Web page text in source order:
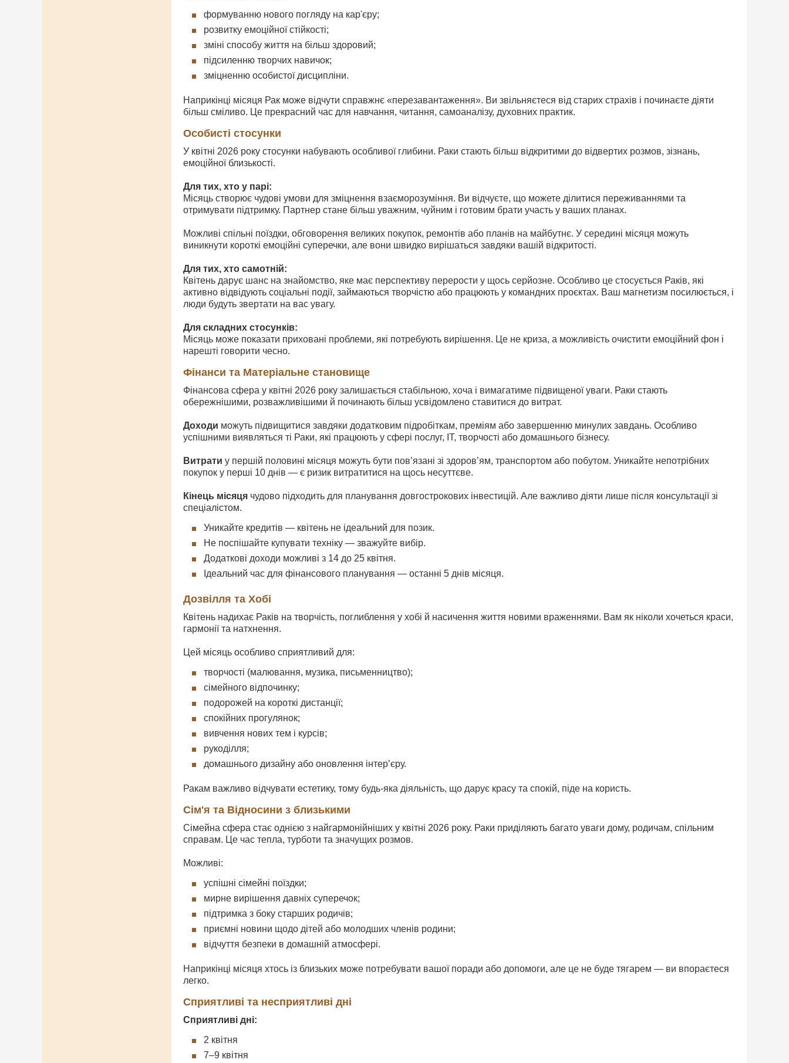
формуванню нового погляду на кар'єру;
розвитку емоційної стійкості;
зміні способу життя на більш здоровий;
підсиленню творчих навичок;
зміцненню особистої дисципліни.
Наприкінці місяця Рак може відчути справжнє «перезавантаження». Ви звільняєтеся від старих страхів і починаєте діяти
більш сміливо. Це прекрасний час для навчання, читання, самоаналізу, духовних практик.
Особисті стосунки
У квітні 2026 року стосунки набувають особливої глибини. Раки стають більш відкритими до відвертих розмов, зізнань,
емоційної близькості.
Для тих, хто у парі:
Місяць створює чудові умови для зміцнення взаєморозуміння. Ви відчуєте, що можете ділитися переживаннями та
отримувати підтримку. Партнер стане більш уважним, чуйним і готовим брати участь у ваших планах.
Можливі спільні поїздки, обговорення великих покупок, ремонтів або планів на майбутнє. У середині місяця можуть
виникнути короткі емоційні суперечки, але вони швидко вирішаться завдяки вашій відкритості.
Для тих, хто самотній:
Квітень дарує шанс на знайомство, яке має перспективу перерости у щось серйозне. Особливо це стосується Раків, які
активно відвідують соціальні події, займаються творчістю або працюють у командних проєктах. Ваш магнетизм посилюється, і
люди будуть звертати на вас увагу.
Для складних стосунків:
Місяць може показати приховані проблеми, які потребують вирішення. Це не криза, а можливість очистити емоційний фон і
нарешті говорити чесно.
Фінанси та Матеріальне становище
Фінансова сфера у квітні 2026 року залишається стабільною, хоча і вимагатиме підвищеної уваги. Раки стають
обережнішими, розважливішими й починають більш усвідомлено ставитися до витрат.
Доходи можуть підвищитися завдяки додатковим підробіткам, преміям або завершенню минулих завдань. Особливо
успішними виявляться ті Раки, які працюють у сфері послуг, IT, творчості або домашнього бізнесу.
Витрати у першій половині місяця можуть бути пов’язані зі здоров’ям, транспортом або побутом. Уникайте непотрібних
покупок у перші 10 днів — є ризик витратитися на щось несуттєве.
Кінець місяця чудово підходить для планування довгострокових інвестицій. Але важливо діяти лише після консультації зі
спеціалістом.
Уникайте кредитів — квітень не ідеальний для позик.
Не поспішайте купувати техніку — зважуйте вибір.
Додаткові доходи можливі з 14 до 25 квітня.
Ідеальний час для фінансового планування — останні 5 днів місяця.
Дозвілля та Хобі
Квітень надихає Раків на творчість, поглиблення у хобі й насичення життя новими враженнями. Вам як ніколи хочеться краси,
гармонії та натхнення.
Цей місяць особливо сприятливий для:
творчості (малювання, музика, письменництво);
сімейного відпочинку;
подорожей на короткі дистанції;
спокійних прогулянок;
вивчення нових тем і курсів;
рукоділля;
домашнього дизайну або оновлення інтер’єру.
Ракам важливо відчувати естетику, тому будь-яка діяльність, що дарує красу та спокій, піде на користь.
Сім'я та Відносини з близькими
Сімейна сфера стає однією з найгармонійніших у квітні 2026 року. Раки приділяють багато уваги дому, родичам, спільним
справам. Це час тепла, турботи та значущих розмов.
Можливі:
успішні сімейні поїздки;
мирне вирішення давніх суперечок;
підтримка з боку старших родичів;
приємні новини щодо дітей або молодших членів родини;
відчуття безпеки в домашній атмосфері.
Наприкінці місяця хтось із близьких може потребувати вашої поради або допомоги, але це не буде тягарем — ви впораєтеся
легко.
Сприятливі та несприятливі дні
Сприятливі дні:
2 квітня
7–9 квітня